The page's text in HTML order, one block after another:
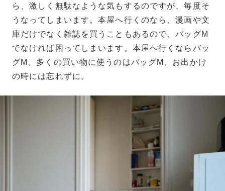
ら、激しく無駄なような気もするのですが、毎度そ
うなってしまいます。本屋へ行くのなら、漫画や文
庫だけでなく雑誌を買うこともあるので、バッグM
でなければ困ってしまいます。本屋へ行くならバッ
グM、多くの買い物に使うのはバッグM、お出かけ
の時には忘れずに。